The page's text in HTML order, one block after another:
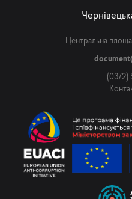
Центральна
(0372)